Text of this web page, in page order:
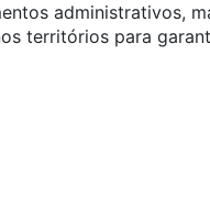
administrativos,
territórios para